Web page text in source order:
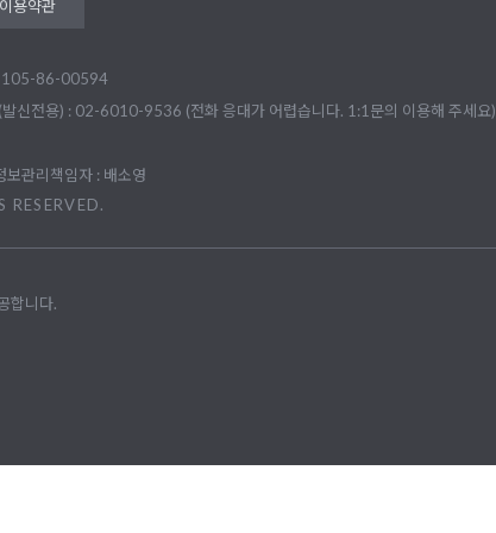
용약관
105-86-00594
신전용) : 02-6010-9536 (전화 응대가 어렵습니다. 1:1문의 이용해 주세요)
보관리책임자 : 배소영
RESERVED.
합니다.